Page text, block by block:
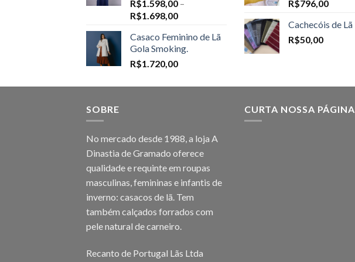
R$1.598,00 –
R$1.698,00Price
R$1.598,00
through
R$1.698,00
Casaco Feminino de Lã
Gola Smoking.
R$1.720,00
R$796,00
Cachecóis de Lã
R$50,00
SOBRE
No mercado desde 1988, a loja A
Dinastia de Gramado oferece
qualidade e requinte em roupas
masculinas, femininas e infantis de
inverno: casacos de lã. Tem
também calçados forrados com
pele natural de carneiro.
Recanto de Portugal Lãs Ltda
CURTA NOSSA PÁGINA